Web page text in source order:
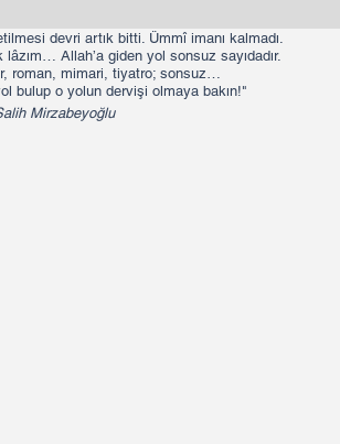
devri artık bitti. Ümmî imanı kalmadı.
Allah’a giden yol sonsuz sayıdadır.
roman, mimari, tiyatro; sonsuz…
bulup o yolun dervişi olmaya bakın!"​​
Mirzabeyoğlu